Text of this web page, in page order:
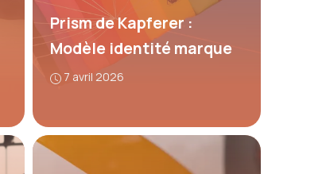
Prism de Kapferer :
Modèle identité marque
7 avril 2026